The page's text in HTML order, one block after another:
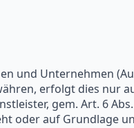
und Unternehmen
erfolgt dies nur
gem. Art. 6
oder auf Grundlage